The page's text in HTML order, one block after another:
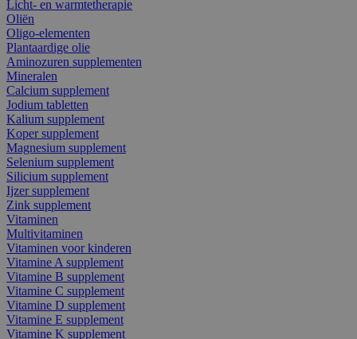
Licht- en warmtetherapie
Oliën
Oligo-elementen
Plantaardige olie
Aminozuren supplementen
Mineralen
Calcium supplement
Jodium tabletten
Kalium supplement
Koper supplement
Magnesium supplement
Selenium supplement
Silicium supplement
Ijzer supplement
Zink supplement
Vitaminen
Multivitaminen
Vitaminen voor kinderen
Vitamine A supplement
Vitamine B supplement
Vitamine C supplement
Vitamine D supplement
Vitamine E supplement
Vitamine K supplement